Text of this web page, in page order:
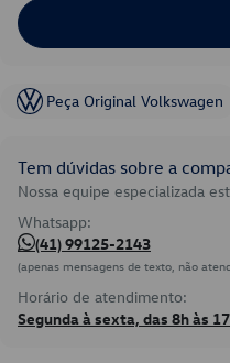
Peça Original Volkswagen
Tem dúvidas sobre a
Nossa equipe especializada
Whatsapp:
(41) 99125-2143
(apenas mensagens de texto, não
Horário de atendimento:
Segunda à sexta, das 8h às